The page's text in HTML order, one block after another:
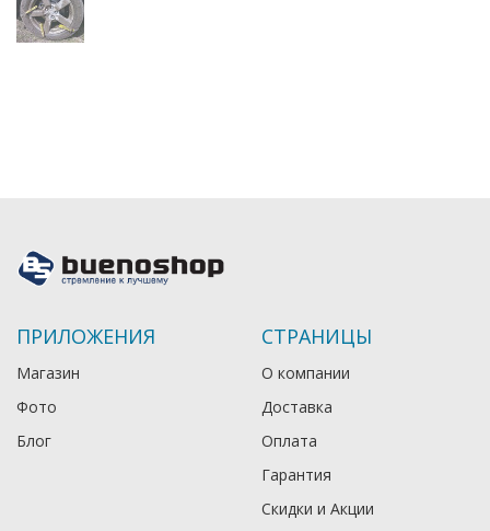
ПРИЛОЖЕНИЯ
Магазин
Фото
Блог
СТРАНИЦЫ
О компании
Доставка
Оплата
Гарантия
Скидки и Акции